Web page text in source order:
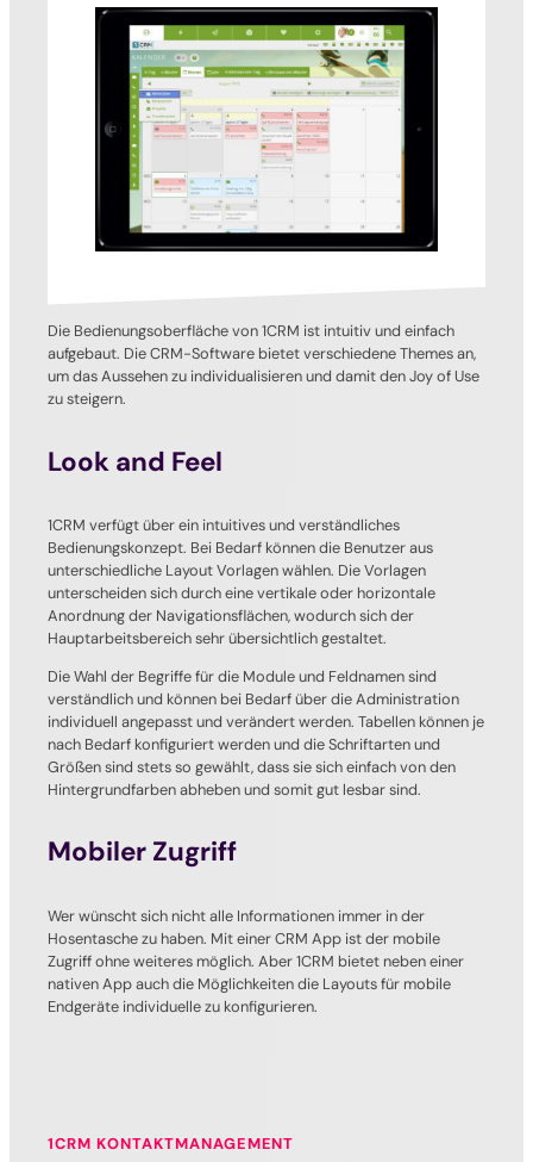
Die Bedienungsoberfläche von 1CRM ist intuitiv und einfach
aufgebaut. Die CRM-Software bietet verschiedene Themes an,
um das Aussehen zu individualisieren und damit den Joy of Use
zu steigern.
Look and Feel
1CRM verfügt über ein intuitives und verständliches
Bedienungskonzept. Bei Bedarf können die Benutzer aus
unterschiedliche Layout Vorlagen wählen. Die Vorlagen
unterscheiden sich durch eine vertikale oder horizontale
Anordnung der Navigationsflächen, wodurch sich der
Hauptarbeitsbereich sehr übersichtlich gestaltet.
Die Wahl der Begriffe für die Module und Feldnamen sind
verständlich und können bei Bedarf über die Administration
individuell angepasst und verändert werden. Tabellen können je
nach Bedarf konfiguriert werden und die Schriftarten und
Größen sind stets so gewählt, dass sie sich einfach von den
Hintergrundfarben abheben und somit gut lesbar sind.
Mobiler Zugriff
Wer wünscht sich nicht alle Informationen immer in der
Hosentasche zu haben. Mit einer CRM App ist der mobile
Zugriff ohne weiteres möglich. Aber 1CRM bietet neben einer
nativen App auch die Möglichkeiten die Layouts für mobile
Endgeräte individuelle zu konfigurieren.
1CRM KONTAKTMANAGEMENT